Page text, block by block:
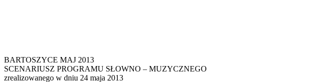
BARTOSZYCE MAJ 2013
SCENARIUSZ PROGRAMU SŁOWNO – MUZYCZNEGO
zrealizowanego w dniu 24 maja 2013